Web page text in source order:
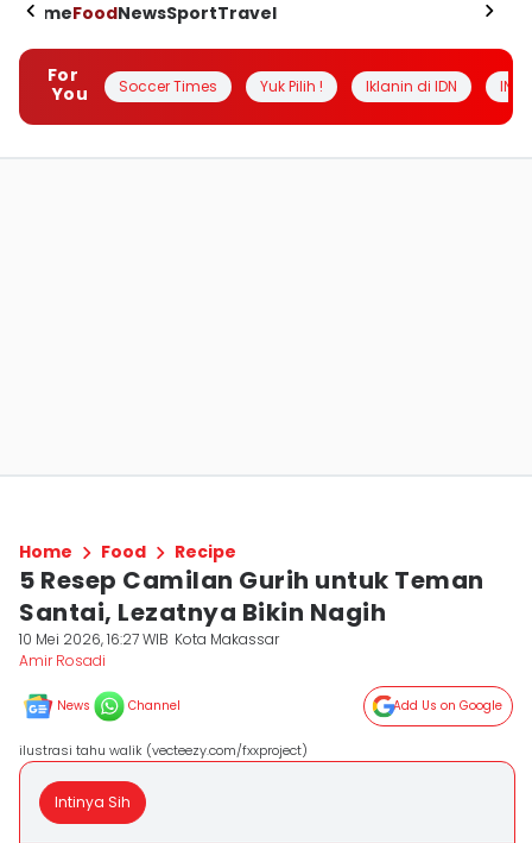
HomeFoodNewsSportTravel
For
You
Soccer Times Yuk Pilih ! Iklanin di IDN
Home Food Recipe
5 Resep Camilan Gurih untuk Teman
Santai, Lezatnya Bikin Nagih
10 Mei 2026, 16:27 WIB Kota Makassar
Amir Rosadi
News Channel Add Us on Google
ilustrasi tahu walik (vecteezy.com/fxxproject)
Intinya Sih